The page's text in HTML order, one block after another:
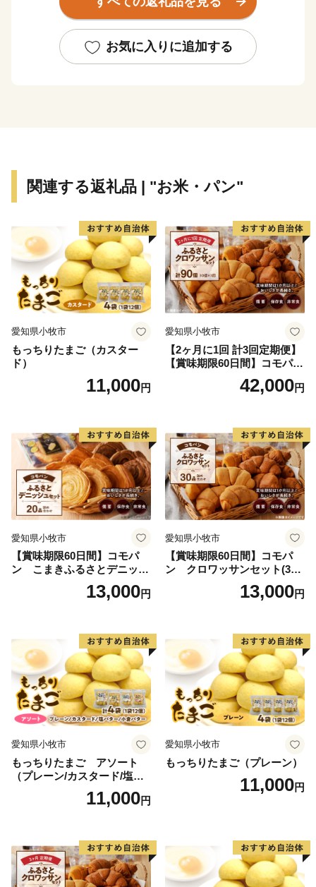
ツを求めて、大勢の観光客で賑わいます。古くから山陽
もあり、戦国武将・毛利氏、吉川氏の遺跡群も数多く残
るほか、神楽や田楽などの民俗芸能、ブナの森、湿原、
附のようなものではなく、寄附に一定の条件が付され、
附が解除される等、負担となる条件が寄附の効果に 影
響を与えるものをいいます。
※お礼品の贈呈は、町外に住民票をおいている方です。
※同一年内で複数回の寄附を行った場合でも、都度お礼
（受取り回数の制限はありません）
お気に入りに追加する
関連する返礼品 | "お米・パン"
愛知県小牧市
もっちりたまご（カスター
ド）
11,000円
愛知県小牧市
【2ヶ月に1回 計3回定期便】
【賞味期限60日間】コモパ
ン ふるさとクロワッサンセ
ット（計90個）／災害用備蓄
42,000円
愛知県小牧市
【賞味期限60日間】コモパ
ン こまきふるさとデニッシ
ュセット（20個入り）／災害
用備蓄 保存食 非常食 防災グ
13,000円
愛知県小牧市
【賞味期限60日間】コモパ
ン クロワッサンセット(30
個入り)／災害用備蓄 保存食
非常食 防災グッズにも
13,000円
愛知県小牧市
もっちりたまご アソート
（プレーン/カスタード/塩バ
ター/小倉バター）11,000円
愛知県小牧市
もっちりたまご（プレーン）
11,000円